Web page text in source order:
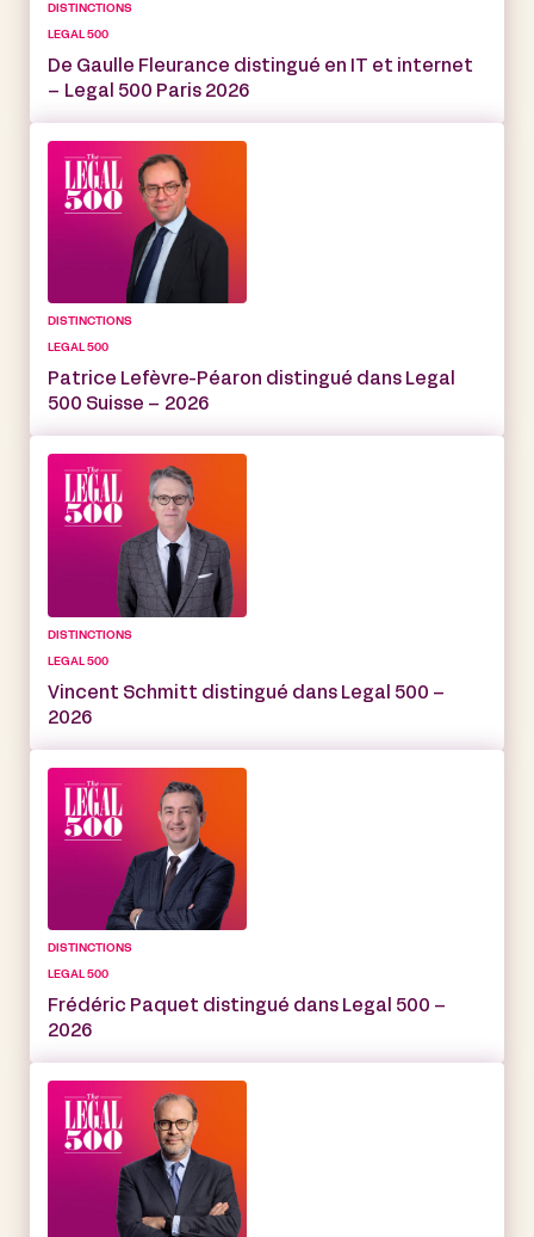
DISTINCTIONS
LEGAL 500
De Gaulle Fleurance distingué en IT et internet
– Legal 500 Paris 2026
DISTINCTIONS
LEGAL 500
Patrice Lefèvre-Péaron distingué dans Legal
500 Suisse – 2026
DISTINCTIONS
LEGAL 500
Vincent Schmitt distingué dans Legal 500 –
2026
DISTINCTIONS
LEGAL 500
Frédéric Paquet distingué dans Legal 500 –
2026